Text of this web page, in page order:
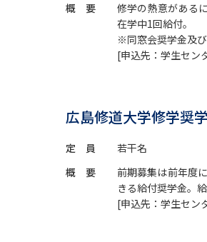
概 要
修学の熱意がある
在学中1回給付。
※同窓会奨学金及
[申込先：学生セン
広島修道大学修学奨
定 員
若干名
概 要
前期募集は前年度
きる給付奨学金。
[申込先：学生セン